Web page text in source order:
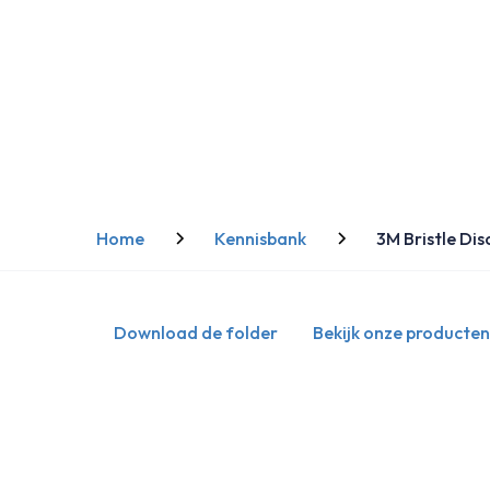
Home Kennisbank 3M Bristle
Download de folder Bekijk onze producten